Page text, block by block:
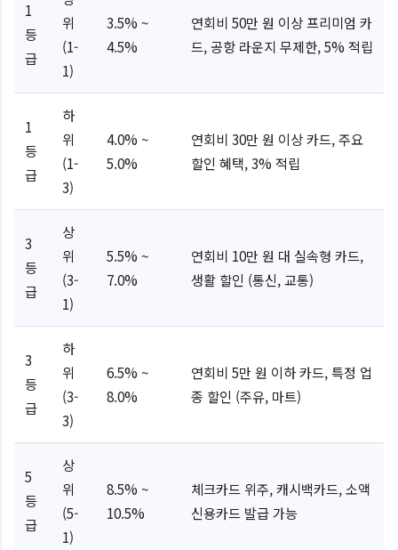
1
등
급
위
(1-
1)
3.5% ~
4.5%
연회비 50만 원 이상 프리미엄 카
드, 공항 라운지 무제한, 5% 적립
1
등
급
하
위
(1-
3)
4.0% ~
5.0%
연회비 30만 원 이상 카드, 주요
할인 혜택, 3% 적립
3
등
급
상
위
(3-
1)
5.5% ~
7.0%
연회비 10만 원 대 실속형 카드,
생활 할인 (통신, 교통)
3
등
급
하
위
(3-
3)
6.5% ~
8.0%
연회비 5만 원 이하 카드, 특정 업
종 할인 (주유, 마트)
5
등
급
상
위
(5-
1)
8.5% ~
10.5%
체크카드 위주, 캐시백카드, 소액
신용카드 발급 가능